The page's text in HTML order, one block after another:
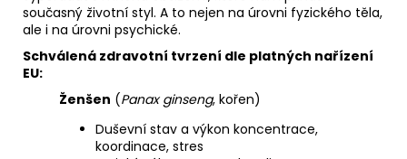
současný životní styl. A to nejen na úrovni fyzického těla,
ale i na úrovni psychické.
Schválená zdravotní tvrzení dle platných nařízení
EU:
Ženšen (Panax ginseng, kořen)
Duševní stav a výkon koncentrace,
koordinace, stres